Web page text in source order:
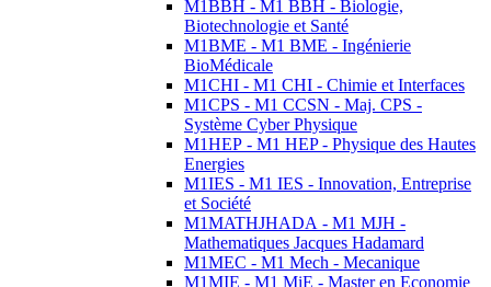
M1BBH - M1 BBH - Biologie,
Biotechnologie et Santé
M1BME - M1 BME - Ingénierie
BioMédicale
M1CHI - M1 CHI - Chimie et Interfaces
M1CPS - M1 CCSN - Maj. CPS -
Système Cyber Physique
M1HEP - M1 HEP - Physique des Hautes
Energies
M1IES - M1 IES - Innovation, Entreprise
et Société
M1MATHJHADA - M1 MJH -
Mathematiques Jacques Hadamard
M1MEC - M1 Mech - Mecanique
M1MIE - M1 MiE - Master en Economie